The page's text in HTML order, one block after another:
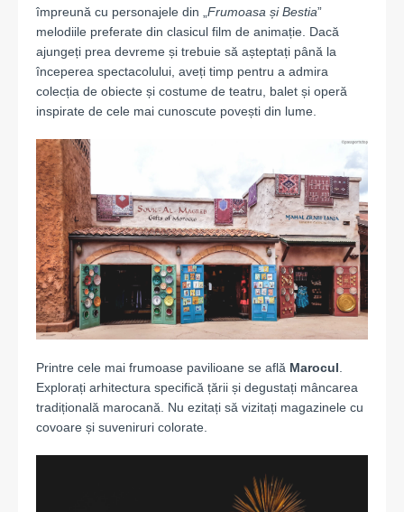
împreună cu personajele din „ Frumoasa și Bestia”
melodiile preferate din clasicul film de animație. Dacă
ajungeți prea devreme și trebuie să așteptați până la
începerea spectacolului, aveți timp pentru a admira
colecția de obiecte și costume de teatru, balet și operă
inspirate de cele mai cunoscute povești din lume.
Printre cele mai frumoase pavilioane se află Marocul
Explorați arhitectura specifică țării și degustați mâncarea
tradițională marocană. Nu ezitați să vizitați magazinele cu
covoare și suveniruri colorate.